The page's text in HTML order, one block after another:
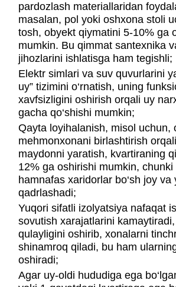
pardozlash materiallaridan
masalan, pol yoki oshxona stoli
tosh, obyekt qiymatini 5-10% ga
mumkin. Bu qimmat santexnika
jihozlarini ishlatisga ham tegishli;
Elektr simlari va suv quvurlarini
uy” tizimini o‘rnatish, uning
xavfsizligini oshirish orqali uy
gacha qo‘shishi mumkin;
Qayta loyihalanish, misol uchun,
mehmonxonani birlashtirish
maydonni yaratish, kvartiraning
12% ga oshirishi mumkin,
hamnafas xaridorlar bo‘sh joy va
qadrlashadi;
Yuqori sifatli izolyatsiya nafaqat
sovutish xarajatlarini
qulayligini oshirib, xonalarni
shinamroq qiladi, bu ham
oshiradi;
Agar uy-oldi hududiga ega